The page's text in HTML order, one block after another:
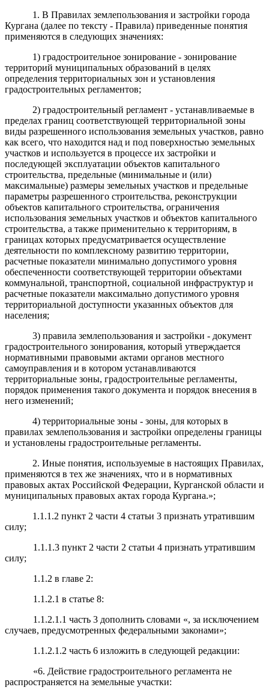
1. В Правилах землепользования и застройки города
Кургана (далее по тексту - Правила) приведенные понятия
применяются в следующих значениях:
1) градостроительное зонирование - зонирование
территорий муниципальных образований в целях
определения территориальных зон и установления
градостроительных регламентов;
2) градостроительный регламент - устанавливаемые в
пределах границ соответствующей территориальной зоны
виды разрешенного использования земельных участков, равно
как всего, что находится над и под поверхностью земельных
участков и используется в процессе их застройки и
последующей эксплуатации объектов капитального
строительства, предельные (минимальные и (или)
максимальные) размеры земельных участков и предельные
параметры разрешенного строительства, реконструкции
объектов капитального строительства, ограничения
использования земельных участков и объектов капитального
строительства, а также применительно к территориям, в
границах которых предусматривается осуществление
деятельности по комплексному развитию территории,
расчетные показатели минимально допустимого уровня
обеспеченности соответствующей территории объектами
коммунальной, транспортной, социальной инфраструктур и
расчетные показатели максимально допустимого уровня
территориальной доступности указанных объектов для
населения;
3) правила землепользования и застройки - документ
градостроительного зонирования, который утверждается
нормативными правовыми актами органов местного
самоуправления и в котором устанавливаются
территориальные зоны, градостроительные регламенты,
порядок применения такого документа и порядок внесения в
него изменений;
4) территориальные зоны - зоны, для которых в
правилах землепользования и застройки определены границы
и установлены градостроительные регламенты.
2. Иные понятия, используемые в настоящих Правилах,
применяются в тех же значениях, что и в нормативных
правовых актах Российской Федерации, Курганской области и
муниципальных правовых актах города Кургана.»;
1.1.1.2 пункт 2 части 4 статьи 3 признать утратившим
силу;
1.1.1.3 пункт 2 части 2 статьи 4 признать утратившим
силу;
1.1.2 в главе 2:
1.1.2.1 в статье 8:
1.1.2.1.1 часть 3 дополнить словами «, за исключением
случаев, предусмотренных федеральными законами»;
1.1.2.1.2 часть 6 изложить в следующей редакции:
«6. Действие градостроительного регламента не
распространяется на земельные участки: